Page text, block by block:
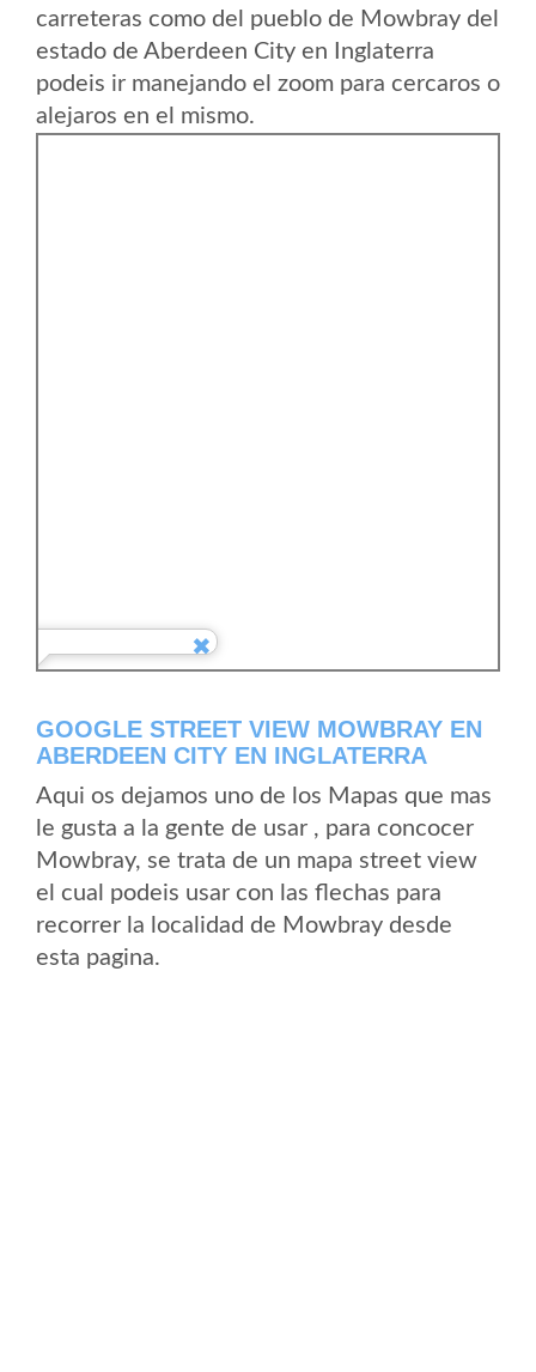
carreteras como del pueblo de Mowbray del
estado de Aberdeen City en Inglaterra
podeis ir manejando el zoom para cercaros o
alejaros en el mismo.
GOOGLE STREET VIEW MOWBRAY EN
ABERDEEN CITY EN INGLATERRA
Aqui os dejamos uno de los Mapas que mas
le gusta a la gente de usar , para concocer
Mowbray, se trata de un mapa street view
el cual podeis usar con las flechas para
recorrer la localidad de Mowbray desde
esta pagina.